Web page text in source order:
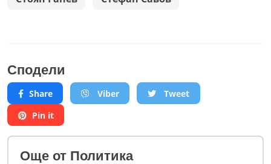
Сподели
Share Viber
Tweet
Pin it
Oще от Политика